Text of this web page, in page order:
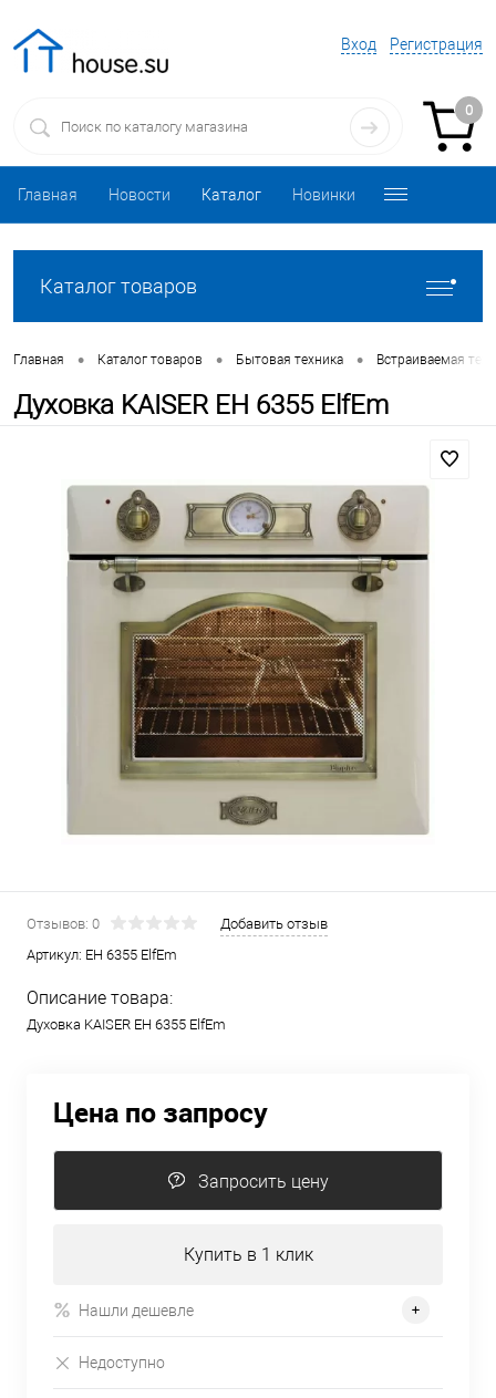
Вход Регистрация
0
Главная Новости Каталог Новинки
Каталог товаров
Главная • Каталог товаров • Бытовая техника • Встраиваемая
Духовка KAISER EH 6355 ElfEm
Отзывов: 0
Добавить отзыв
Артикул: EH 6355 ElfEm
Описание товара:
Духовка KAISER EH 6355 ElfEm
Цена по запросу
Запросить цену
Купить в 1 клик
Нашли дешевле
Недоступно